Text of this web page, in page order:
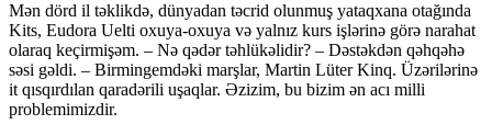
Mən dörd il təklikdə, dünyadan təcrid olunmuş yataqxana otağında
Kits, Eudora Uelti oxuya-oxuya və yalnız kurs işlərinə görə narahat
olaraq keçirmişəm. – Nə qədər təhlükəlidir? – Dəstəkdən qəhqəhə
səsi gəldi. – Birmingemdəki marşlar, Martin Lüter Kinq. Üzərilərinə
it qısqırdılan qaradərili uşaqlar. Əzizim, bu bizim ən acı milli
problemimizdir.